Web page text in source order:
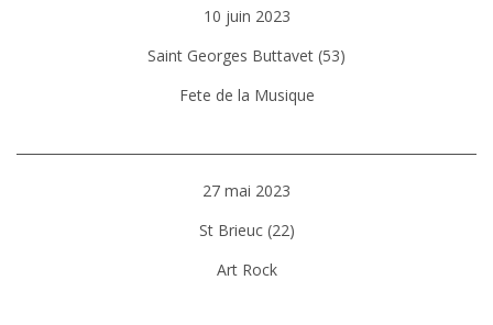
10 juin 2023
Saint Georges Buttavet (53)
Fete de la Musique
27 mai 2023
St Brieuc (22)
Art Rock